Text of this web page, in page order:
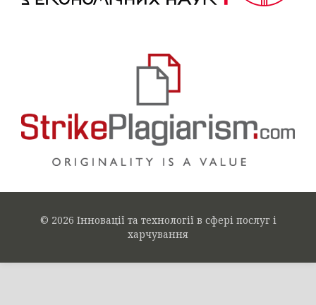
© 2026 Інновації та технології в сфері послуг і
харчування